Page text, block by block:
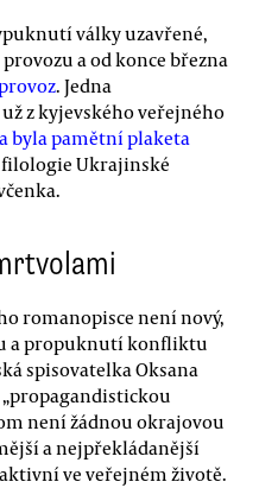
války uzavřené,
a od konce března
. Jedna
z kyjevského veřejného
byla pamětní plaketa
Ukrajinské
romanopisce není nový,
a propuknutí konfliktu
spisovatelka Oksana
není žádnou okrajovou
a nejpřekládanější
ve veřejném životě.